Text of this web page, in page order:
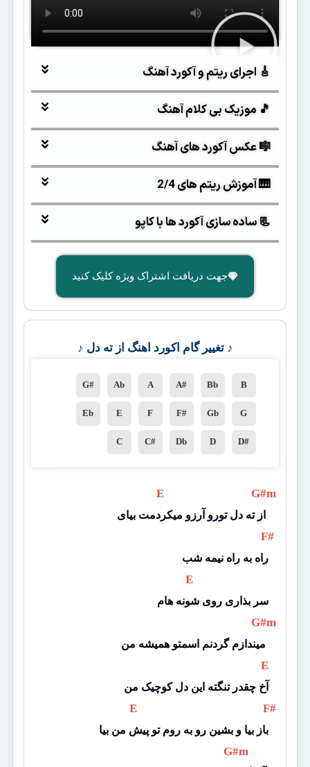
🎸 اجرای ریتم و آکورد آهنگ
🎵 موزیک بی کلام آهنگ
🎼 عکس آکورد های آهنگ
🎹 آموزش ریتم های 2/4
📃 ساده سازی آکورد ها با کاپو
جهت دریافت اشتراک ویژه کلیک کنید
♪ تغییر گام اکورد اهنگ از ته دل ♪
B
Bb
A#
A
Ab
G#
G
Gb
F#
F
E
Eb
D#
D
Db
C#
C
E G#m
F#
راه به راه نیمه شب
E
سر بذاری روی شونه هام
G#m
E
آخ چقدر تنگته این دل کوچیک من
E F#
باز بیا و بشین رو به روم تو پیش من بیا
G#m